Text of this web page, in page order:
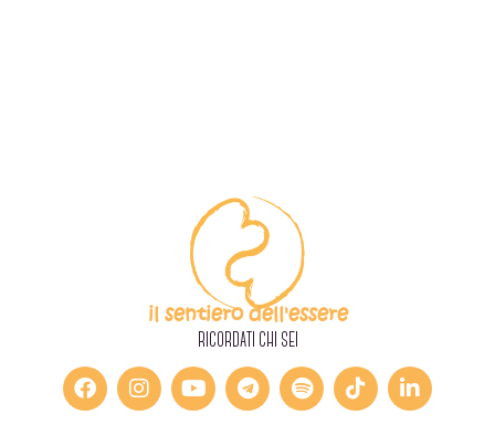
il sentiero dell'essere
RICORDATI CHI SEI